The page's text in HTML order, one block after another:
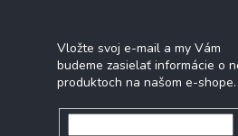
Vložte svoj e-mail a my Vám
budeme zasielať informácie o
produktoch na našom e-shope.